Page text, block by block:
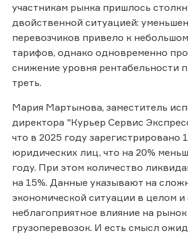
участникам рынка пришлось
двойственной ситуацией:
перевозчиков привело к
тарифов, однако одновременно
снижение уровня рентабельности
треть.
Мария Мартынова, заместитель
директора "Курьер Сервис
что в 2025 году зарегистрировано
юридических лиц, что на 20%
году. При этом количество
на 15%. Данные указывают на
экономической ситуации в целом и
неблагоприятное влияние на рынок
грузоперевозок. И есть смысл